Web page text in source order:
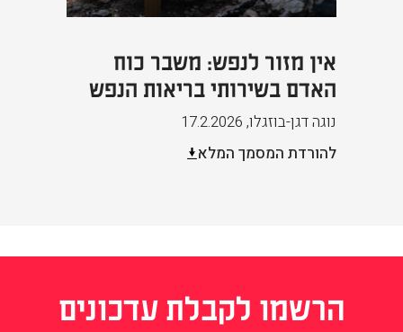
אין מזור לנפש: משבר כוח
האדם בשירותי בריאות הנפש
נוגה דגן-בוזגלו,
17.2.2026
להורדת המסמך המלא
הרשמו לקבלת עדכונים